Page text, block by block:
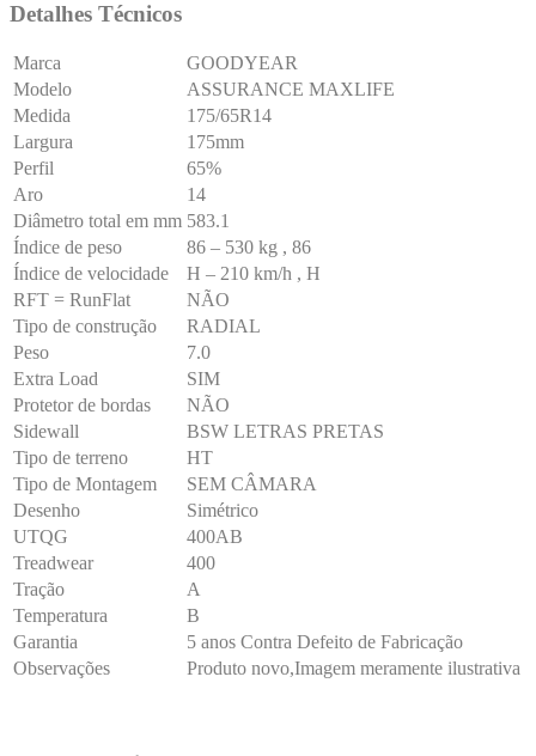
Detalhes Técnicos
Marca
GOODYEAR
Modelo
ASSURANCE MAXLIFE
Medida
175/65R14
Largura
175mm
Perfil
65%
Aro
14
Diâmetro total em mm 583.1
Índice de peso
86 – 530 kg , 86
Índice de velocidade
H – 210 km/h , H
RFT = RunFlat
NÃO
Tipo de construção
RADIAL
Peso
7.0
Extra Load
SIM
Protetor de bordas
NÃO
Sidewall
BSW LETRAS PRETAS
Tipo de terreno
HT
Tipo de Montagem
SEM CÂMARA
Desenho
Simétrico
UTQG
400AB
Treadwear
400
Tração
A
Temperatura
B
Garantia
5 anos Contra Defeito de Fabricação
Observações
Produto novo,Imagem meramente ilustrativa